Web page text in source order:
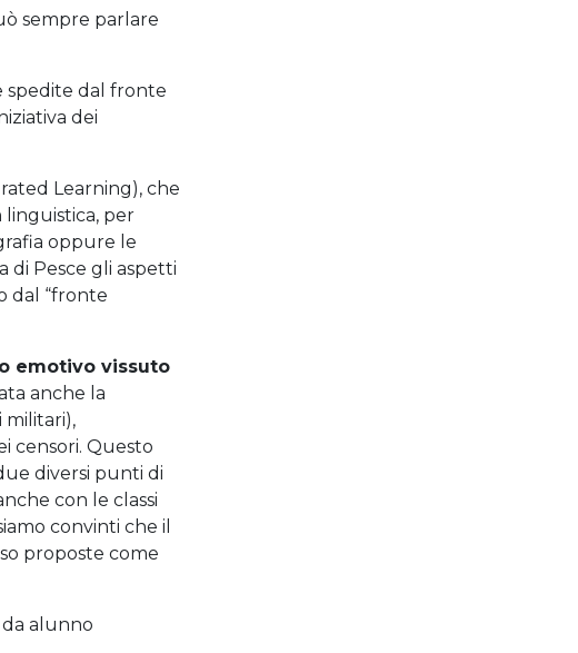
sempre parlare
spedite dal fronte
dei
Learning), che
per
oppure le
di Pesce gli aspetti
dal “fronte
emotivo vissuto
anche la
censori. Questo
diversi punti di
con le classi
convinti che il
proposte come
da alunno